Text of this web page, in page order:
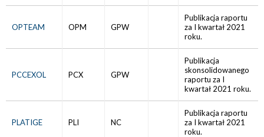
OPTEAM OPM GPW
Publikacja raportu
za I kwartał 2021
roku.
PCCEXOL PCX GPW
Publikacja
skonsolidowanego
raportu za I
kwartał 2021 roku.
PLATIGE PLI NC
Publikacja raportu
za I kwartał 2021
roku.